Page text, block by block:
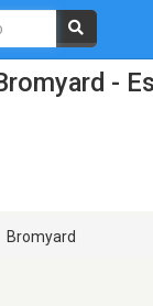
-
Bromyard